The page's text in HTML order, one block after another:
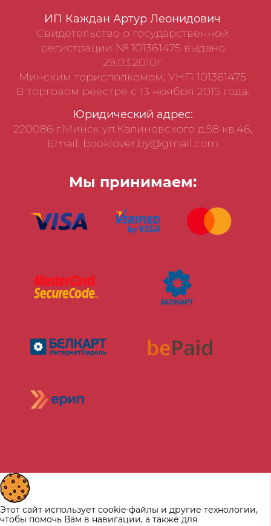
ИП Каждан Артур Леонидович
Свидетельство о государственной
регистрации № 101361475 выдано
29.03.2010г.
Минским горисполкомом, УНП 101361475
В торговом реестре с 13 ноября 2015 года.
Юридический адрес:
220086 г.Минск ул.Калиновского д.58 кв.46,
Email: booklover.by@gmail.com
Мы принимаем:
Этот сайт использует cookie-файлы и другие технологии,
чтобы помочь Вам в навигации, а также для